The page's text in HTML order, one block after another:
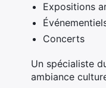
Expositions
Concerts
Un spécialiste
ambiance